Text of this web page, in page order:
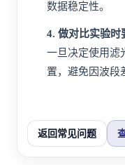
数据稳定性。
4. 做对比实验时
一旦决定使用滤
置，避免因波段
返回常见问题